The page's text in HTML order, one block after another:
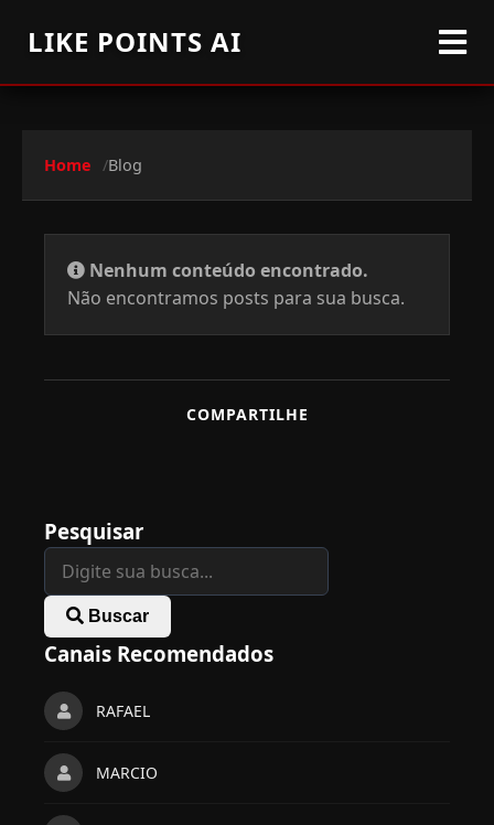
LIKE POINTS AI
Home Blog
Nenhum conteúdo encontrado.
Não encontramos posts para sua busca.
COMPARTILHE
Pesquisar
Buscar
Canais Recomendados
RAFAEL
MARCIO